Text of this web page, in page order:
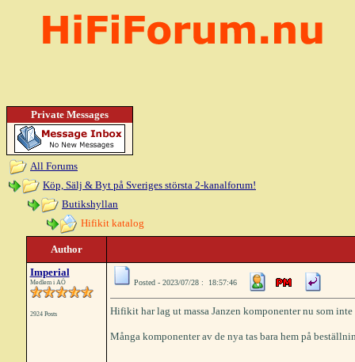
Private Messages
All Forums
Köp, Sälj & Byt på Sveriges största 2-kanalforum!
Butikshyllan
Hifikit katalog
Author
Imperial
Medlem i AÖ
2924 Posts
Posted - 2023/07/28 : 18:57:46
Hifikit har lag ut massa Janzen komponenter nu som
Många komponenter av de nya tas bara hem på